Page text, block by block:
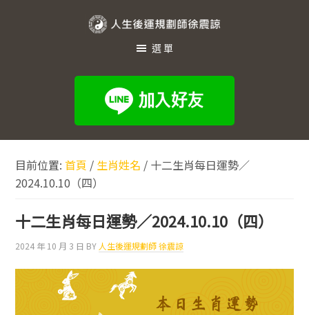
規
師
徐
震
諒
選單
目前位置:首頁 / 生肖姓名 / 十二生肖每日運勢／
2024.10.10（四）
十二生肖每日運勢／2024.10.10（四）
2024 年 10 月 3 日 BY 人生後運規劃師 徐震諒